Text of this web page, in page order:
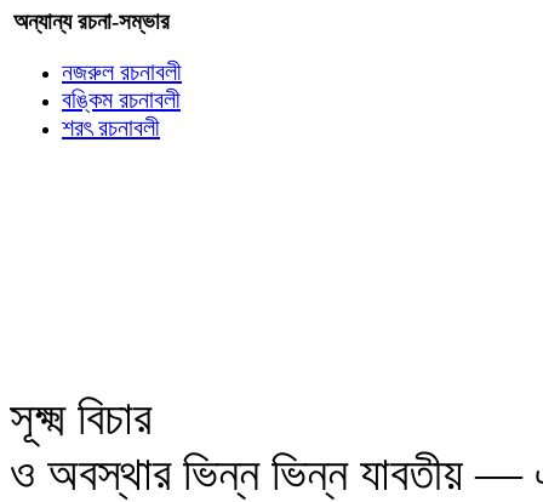
অন্যান্য রচনা-সম্ভার
নজরুল রচনাবলী
বঙ্কিম রচনাবলী
শরৎ রচনাবলী
সূক্ষ্ম বিচার
ও অবস্থার ভিন্ন ভিন্ন যাবতীয়